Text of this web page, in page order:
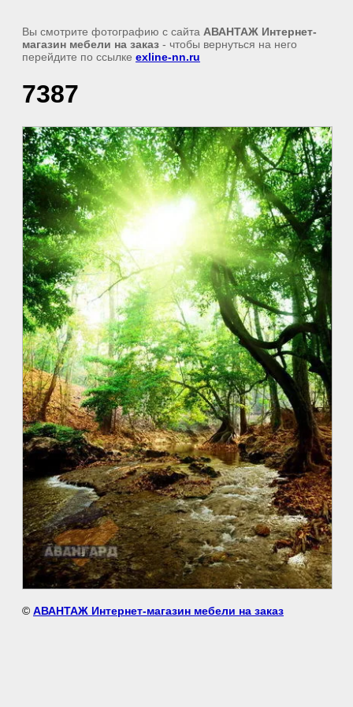
Вы смотрите фотографию с сайта АВАНТАЖ Интернет-
магазин мебели на заказ - чтобы вернуться на него
перейдите по ссылке exline-nn.ru
7387
© АВАНТАЖ Интернет-магазин мебели на заказ